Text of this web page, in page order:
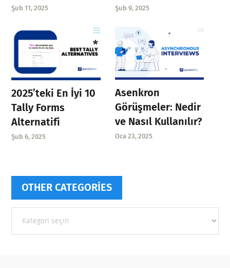
Şub 11, 2025 Şub 9, 2025
2025’teki En İyi 10
Tally Forms
Alternatifi
Şub 6, 2025
Asenkron
Görüşmeler: Nedir
ve Nasıl Kullanılır?
Oca 23, 2025
OTHER CATEGORIES
categories